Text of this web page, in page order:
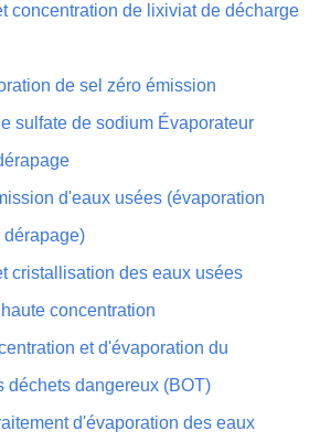
concentration de lixiviat de décharge
de sel zéro émission
sulfate de sodium Évaporateur
d'eaux usées (évaporation
dérapage)
cristallisation des eaux usées
concentration
et d'évaporation du
déchets dangereux (BOT)
d'évaporation des eaux